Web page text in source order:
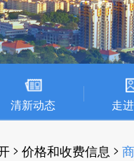
清新动态 走
> 价格和收费信息 >